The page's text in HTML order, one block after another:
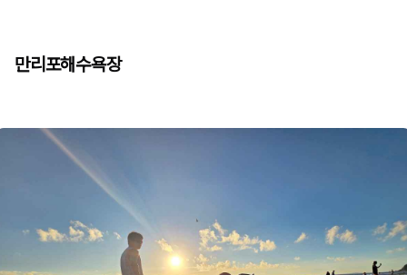
만리포해수욕장